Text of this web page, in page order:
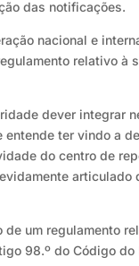
das notificações.
nacional e
relativo à
dever integrar
ter vindo a
do centro de
articulado
um regulamento
98.º do Código do